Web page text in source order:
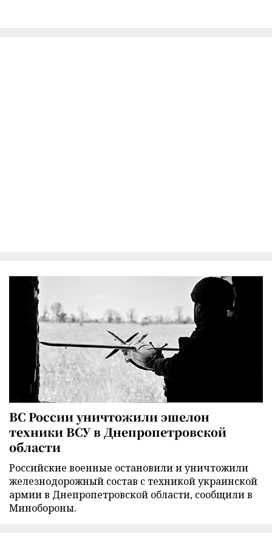
ВС России уничтожили эшелон
техники ВСУ в Днепропетровской
области
Российские военные остановили и уничтожили
железнодорожный состав с техникой украинской
армии в Днепропетровской области, сообщили в
Минобороны.